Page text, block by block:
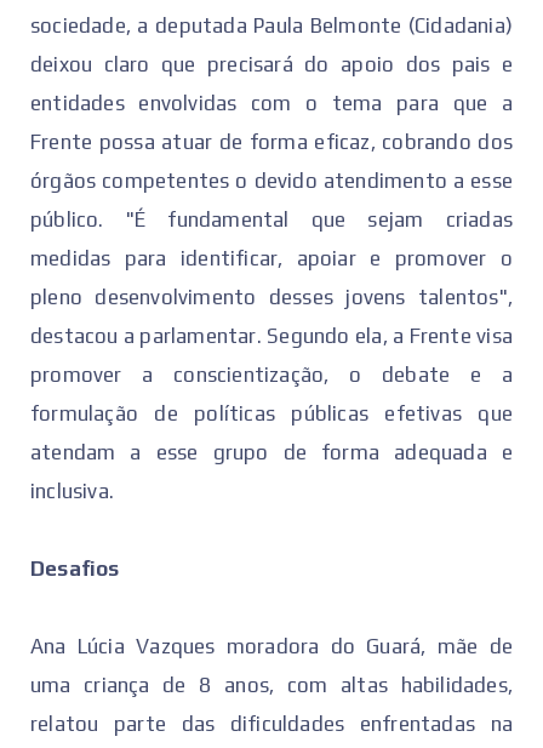
sociedade, a deputada Paula Belmonte (Cidadania)
deixou claro que precisará do apoio dos pais e
entidades envolvidas com o tema para que a
Frente possa atuar de forma eficaz, cobrando dos
órgãos competentes o devido atendimento a esse
público. "É fundamental que sejam criadas
medidas para identificar, apoiar e promover o
pleno desenvolvimento desses jovens talentos",
destacou a parlamentar. Segundo ela, a Frente visa
promover a conscientização, o debate e a
formulação de políticas públicas efetivas que
atendam a esse grupo de forma adequada e
inclusiva.
Desafios
Ana Lúcia Vazques moradora do Guará, mãe de
uma criança de 8 anos, com altas habilidades,
relatou parte das dificuldades enfrentadas na